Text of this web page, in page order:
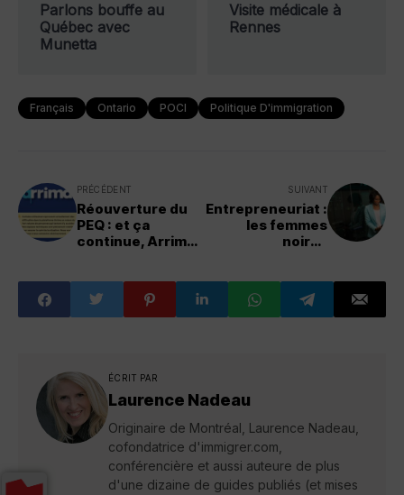
Parlons bouffe au
Québec avec
Munetta
Visite médicale à
Rennes
Français Ontario POCI Politique D'immigration
PRÉCÉDENT
Réouverture du
PEQ : et ça
continue, Arrima
SUIVANT
Entrepreneuriat :
les femmes
noires
toujours face aux
mêmes obstacles
ÉCRIT PAR
Laurence Nadeau
Originaire de Montréal, Laurence Nadeau,
cofondatrice d'immigrer.com,
conférencière et aussi auteure de plus
d'une dizaine de guides publiés (et mises